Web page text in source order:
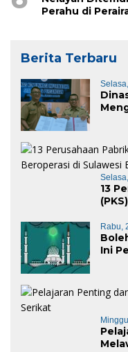
Perahu di
Berita Terbaru
13
Rabu,
Ini